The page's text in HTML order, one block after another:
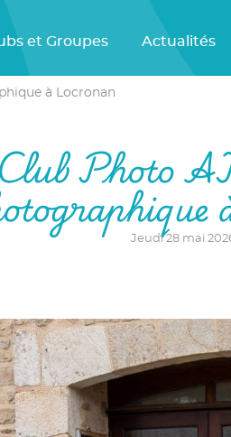
et Groupes Actualités
à Locronan
Photo
Jeudi 28 mai